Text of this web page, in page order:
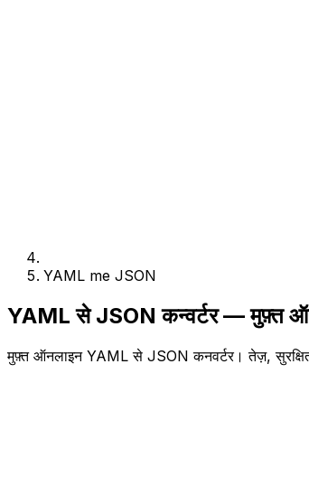
YAML me JSON
YAML से JSON कन्वर्टर — मुफ़्त
मुफ़्त ऑनलाइन YAML से JSON कनवर्टर। तेज़,